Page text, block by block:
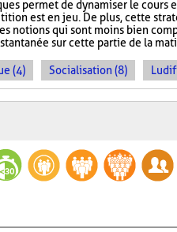
permet de dynamiser le cours
est en jeu. De plus, cette
notions qui sont moins bien
sur cette partie de la
(4) Socialisation (8)